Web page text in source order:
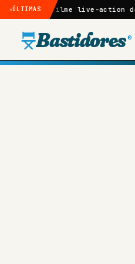
ÚLTIMASlive-action de Zelda
Bastidores ®